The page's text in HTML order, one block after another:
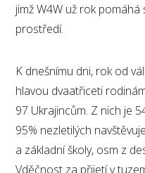
jimž W4W už rok
prostředí.
K dnešnímu dni, rok od
hlavou dvaatřiceti
97 Ukrajincům. Z nich je
95% nezletilých
a základní školy, osm z
Vděčnost za přijetí v